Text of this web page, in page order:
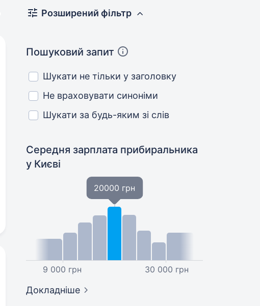
Розширений фільтр
Пошуковий запит
Шукати не тільки у заголовку
Не враховувати синоніми
Шукати за будь-яким зі слів
Середня зарплата прибиральника
у Києві
9 000 грн
20000 грн
30 000 грн
Докладніше